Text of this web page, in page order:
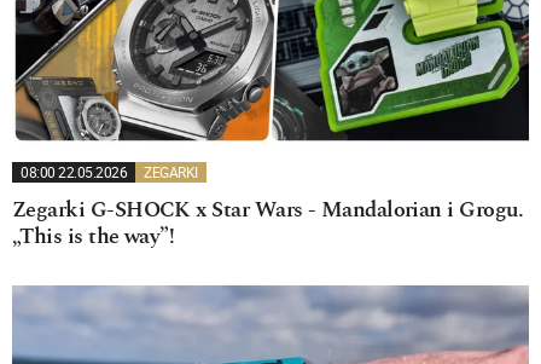
08:00 22.05.2026 ZEGARKI
Zegarki G-SHOCK x Star Wars - Mandalorian i Grogu.
„This is the way”!